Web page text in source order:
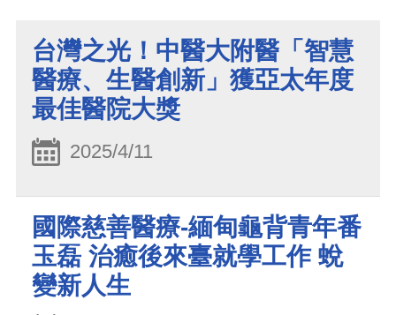
台灣之光！中醫大附醫「智慧
醫療、生醫創新」獲亞太年度
最佳醫院大獎
2025/4/11
國際慈善醫療-緬甸龜背青年番
玉磊 治癒後來臺就學工作 蛻
變新人生